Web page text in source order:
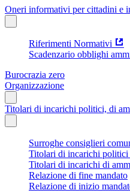
Oneri informativi per cittadini e
Riferimenti Normativi
Scadenzario obblighi
Burocrazia zero
Organizzazione
Titolari di incarichi politici, di
Surroghe consiglieri
Titolari di incarichi politici
Titolari di incarichi di
Relazione di fine mandato
Relazione di inizio